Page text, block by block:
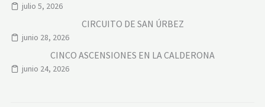
julio 5, 2026
CIRCUITO DE SAN ÚRBEZ
junio 28, 2026
CINCO ASCENSIONES EN LA CALDERONA
junio 24, 2026